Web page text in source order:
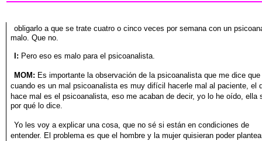
obligarlo a que se trate cuatro o cinco veces por semana con un
malo. Que no.
I: Pero eso es malo para el psicoanalista.
MOM: Es importante la observación de la psicoanalista que me dice que
cuando es un mal psicoanalista es muy difícil hacerle mal al paciente, el
hace mal es el psicoanalista, eso me acaban de decir, yo lo he oído, ella
por qué lo dice.
Yo les voy a explicar una cosa, que no sé si están en condiciones de
entender. El problema es que el hombre y la mujer quisieran poder